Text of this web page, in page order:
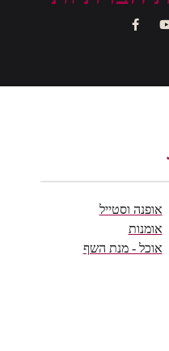
אופנה וסטייל
אומנות
אוכל - מנת השף